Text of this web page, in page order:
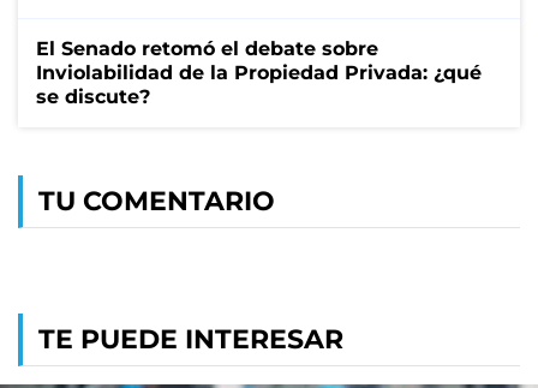
El Senado retomó el debate sobre
Inviolabilidad de la Propiedad Privada: ¿qué
se discute?
TU COMENTARIO
TE PUEDE INTERESAR